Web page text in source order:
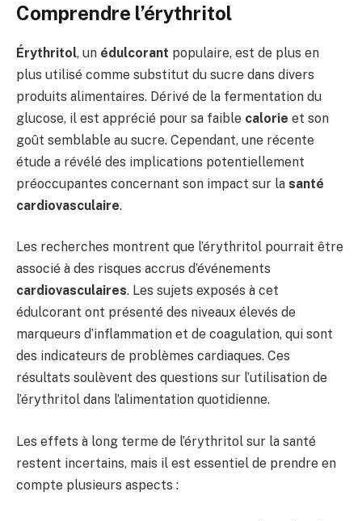
Comprendre l’érythritol
Érythritol, un édulcorant populaire, est de plus en
plus utilisé comme substitut du sucre dans divers
produits alimentaires. Dérivé de la fermentation du
glucose, il est apprécié pour sa faible calorie et son
goût semblable au sucre. Cependant, une récente
étude a révélé des implications potentiellement
préoccupantes concernant son impact sur la santé
cardiovasculaire.
Les recherches montrent que l’érythritol pourrait être
associé à des risques accrus d’événements
cardiovasculaires. Les sujets exposés à cet
édulcorant ont présenté des niveaux élevés de
marqueurs d’inflammation et de coagulation, qui sont
des indicateurs de problèmes cardiaques. Ces
résultats soulèvent des questions sur l’utilisation de
l’érythritol dans l’alimentation quotidienne.
Les effets à long terme de l’érythritol sur la santé
restent incertains, mais il est essentiel de prendre en
compte plusieurs aspects :